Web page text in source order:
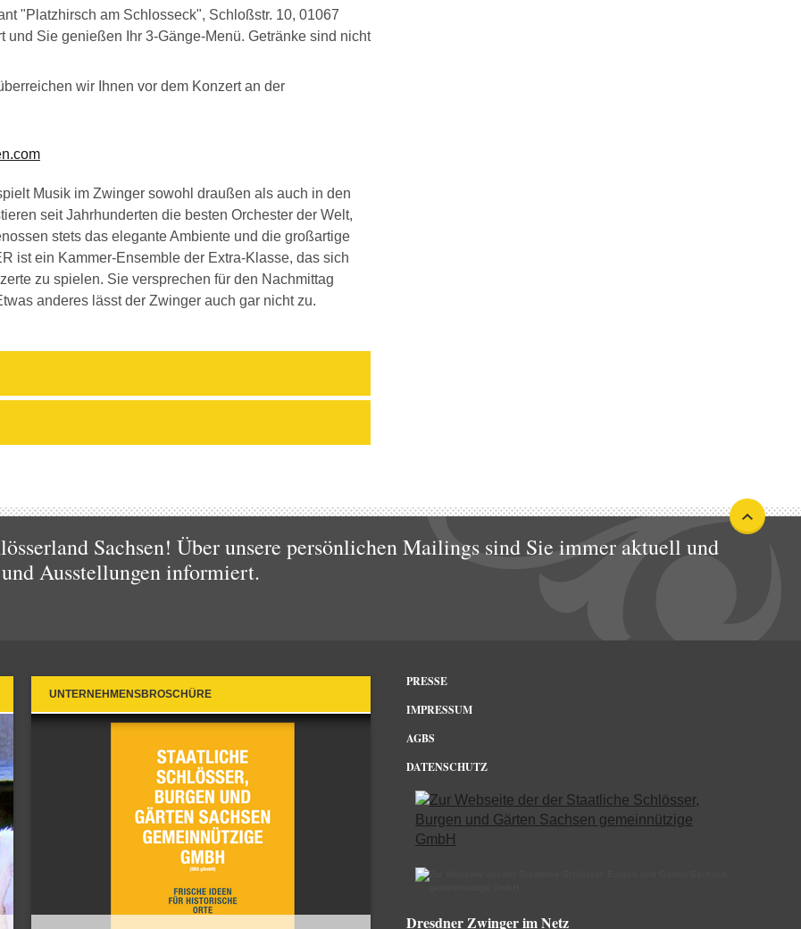
"Platzhirsch am Schlosseck", Schloßstr. 10, 01067
und Sie genießen Ihr 3-Gänge-Menü. Getränke sind nicht
wir Ihnen vor dem Konzert an der
Musik im Zwinger sowohl draußen als auch in den
seit Jahrhunderten die besten Orchester der Welt,
stets das elegante Ambiente und die großartige
ist ein Kammer-Ensemble der Extra-Klasse, das sich
zu spielen. Sie versprechen für den Nachmittag
anderes lässt der Zwinger auch gar nicht zu.
Sachsen! Über unsere persönlichen Mailings sind Sie immer aktuell und
Ausstellungen informiert.
UNTERNEHMENSBROSCHÜRE
PRESSE
IMPRESSUM
AGBS
DATENSCHUTZ
Dresdner Zwinger im Netz